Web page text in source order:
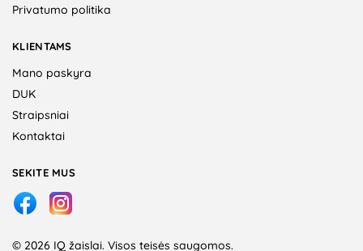
Privatumo politika
KLIENTAMS
Mano paskyra
DUK
Straipsniai
Kontaktai
SEKITE MUS
© 2026 IQ žaislai. Visos teisės saugomos.